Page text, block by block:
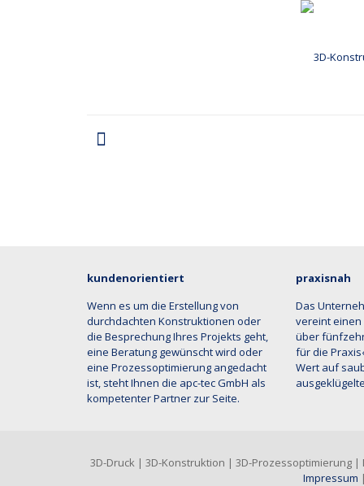
kundenorientiert
Wenn es um die Erstellung von
durchdachten Konstruktionen oder
die Besprechung Ihres Projekts geht,
eine Beratung gewünscht wird oder
eine Prozessoptimierung angedacht
ist, steht Ihnen die apc-tec GmbH als
kompetenter Partner zur Seite.
praxisnah
Das
vereint
über
für die
Wert auf
3D-Druck | 3D-Konstruktion | 3D-Prozessoptimierung
Impressum